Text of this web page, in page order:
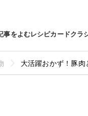
事をよむレシピカードクラ
大活躍おかず！豚